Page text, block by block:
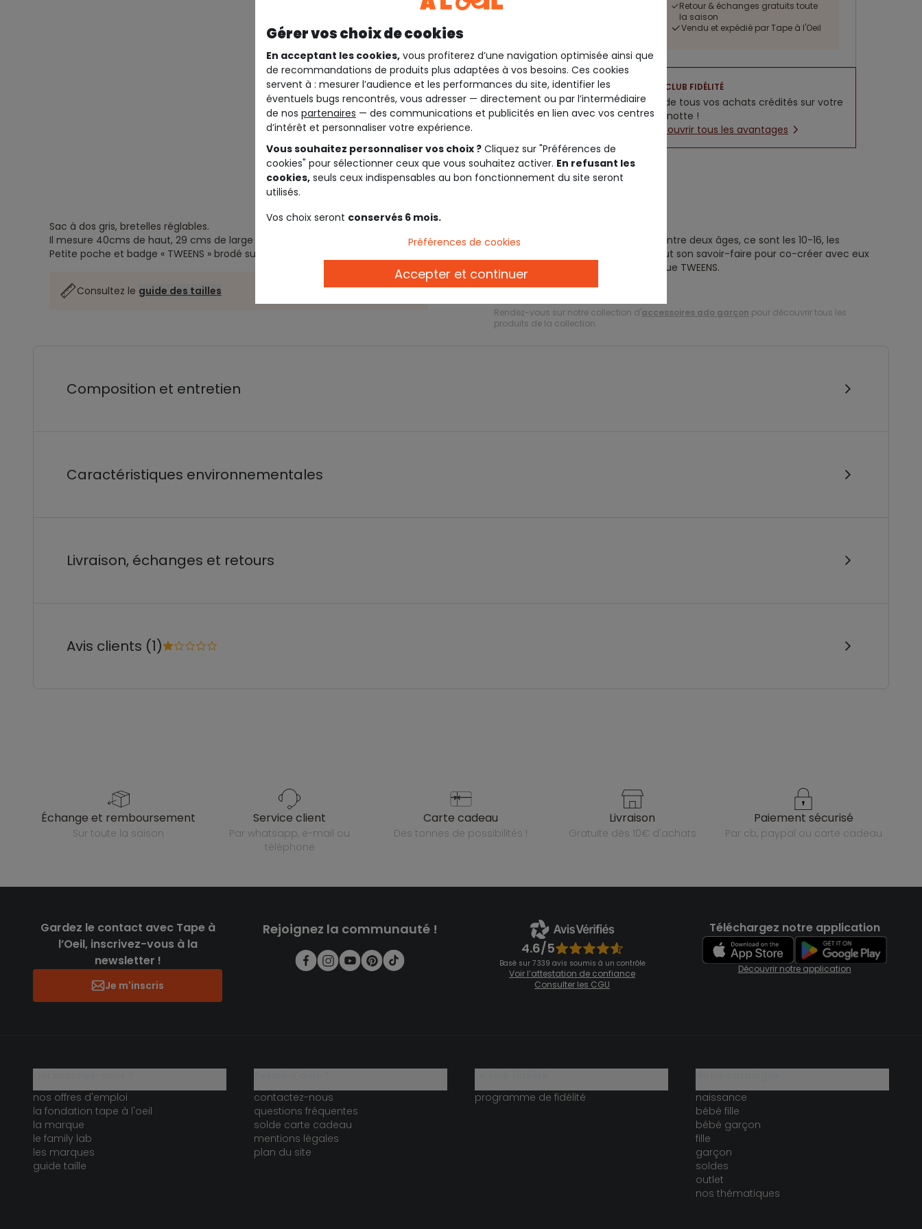
Retour & échanges gratuits toute
la saison
Vendu et expédié par Tape à l'Oeil
CLUB FIDÉLITÉ
5% de tous vos achats crédités sur votre
cagnotte !
Découvrir tous les avantages
Sac à dos gris, bretelles réglables.
Il mesure 40cms de haut, 29 cms de large et 12 cms de profondeur.
Petite poche et badge « TWEENS » brodé sur le devant.
Consultez le guide des tailles
Tape à l’œil pense à ceux qui sont entre deux âges, ce sont les 10-16, les
tweens, et met à leur disposition tout son savoir-faire pour co-créer avec eux
leur propre collection. C’est la marque TWEENS.
Ref. 89123_01936
Rendez-vous sur notre collection d'accessoires ado garçon pour découvrir tous les
produits de la collection.
Composition et entretien
Caractéristiques environnementales
Livraison, échanges et retours
Avis clients (1)
échange et remboursement
sur toute la saison
service client
par whatsapp, e-mail ou
téléphone
carte cadeau
des tonnes de possibilités !
livraison
gratuite dès 10€ d'achats
paiement sécurisé
par cb, paypal ou carte cadeau
Gardez le contact avec Tape à
l’Oeil, inscrivez-vous à la
newsletter !
Je m'inscris
Rejoignez la communauté !
4.6/5
Basé sur 7 339 avis soumis à un contrôle
Voir l’attestation de confiance
Consulter les CGU
Téléchargez notre application
Découvrir notre application
nos offres d'emploi
la fondation tape à l'oeil
la marque
le family lab
les marques
guide taille
contactez-nous
questions fréquentes
solde carte cadeau
mentions légales
plan du site
programme de fidélité
naissance
bébé fille
bébé garçon
fille
garçon
soldes
outlet
nos thématiques
Gérer vos choix de cookies
En acceptant les cookies, vous profiterez d’une navigation optimisée ainsi que
de recommandations de produits plus adaptées à vos besoins. Ces cookies
servent à : mesurer l’audience et les performances du site, identifier les
éventuels bugs rencontrés, vous adresser — directement ou par l’intermédiaire
de nos partenaires — des communications et publicités en lien avec vos centres
d’intérêt et personnaliser votre expérience.
Vous souhaitez personnaliser vos choix ? Cliquez sur "Préférences de
cookies" pour sélectionner ceux que vous souhaitez activer. En refusant les
cookies, seuls ceux indispensables au bon fonctionnement du site seront
utilisés.
Vos choix seront conservés 6 mois.
Préférences de cookies
Accepter et continuer